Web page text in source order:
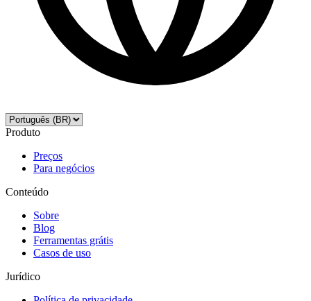
Produto
Preços
Para negócios
Conteúdo
Sobre
Blog
Ferramentas grátis
Casos de uso
Jurídico